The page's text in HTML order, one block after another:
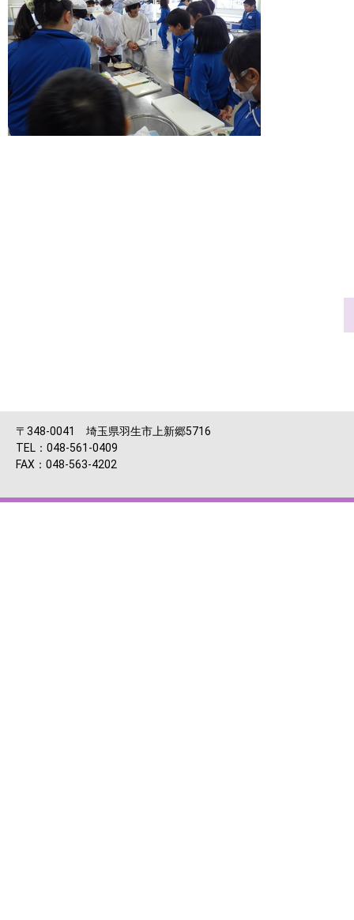
〒348-0041 埼玉県羽生市上新郷5716
TEL：048-561-0409
FAX：048-563-4202